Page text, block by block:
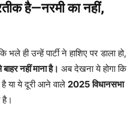
है—नरमी का नहीं,
ही उन्हें पार्टी ने हाशिए पर डाला हो,
नहीं माना है। अब देखना ये होगा कि
या ये दूरी आने वाले 2025 विधानसभा